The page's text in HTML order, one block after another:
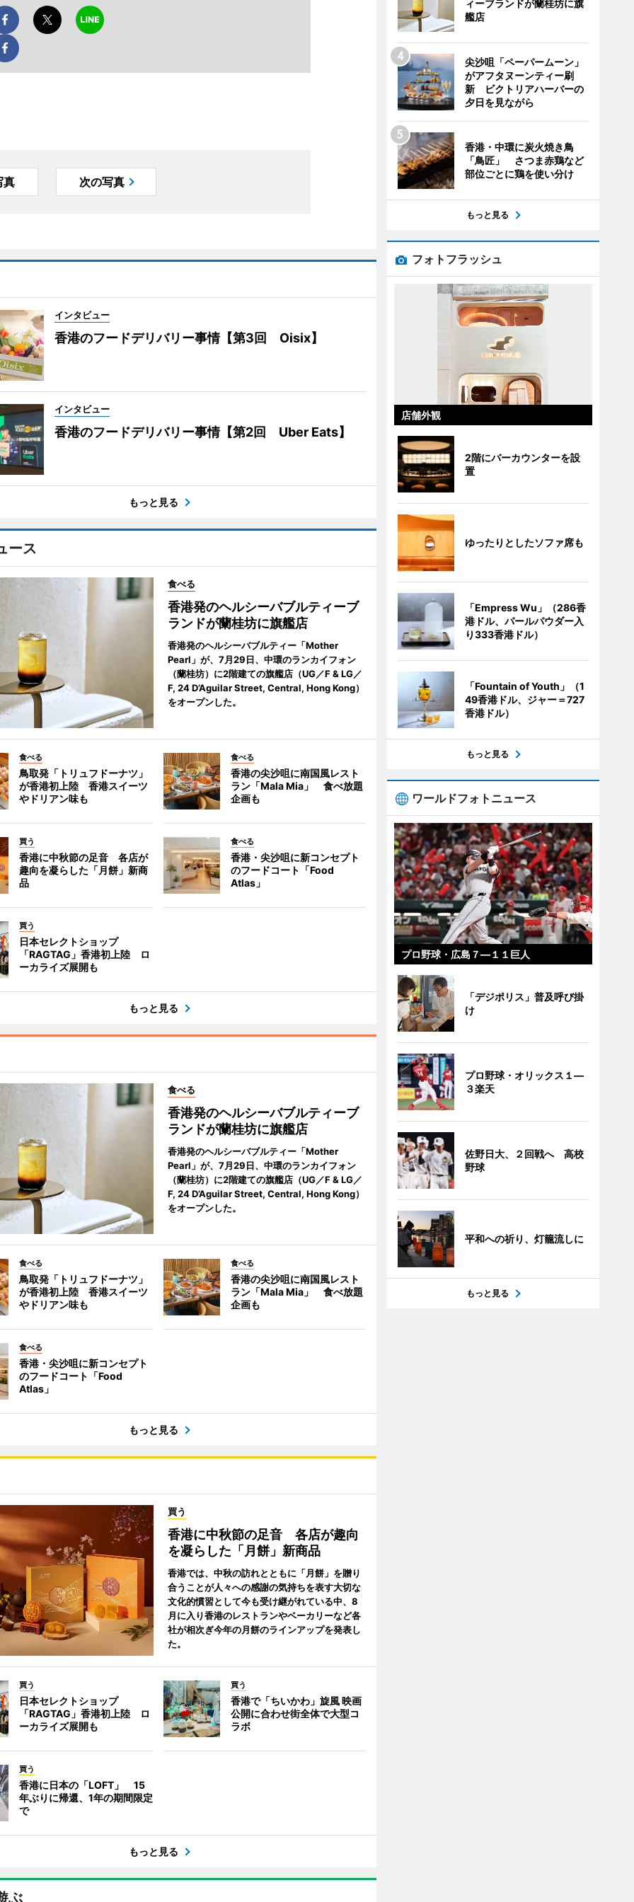
真 次の写真
インタビュー
香港のフードデリバリー事情【第3回 Oisix】
インタビュー
香港のフードデリバリー事情【第2回 Uber Eats】
もっと見る
ース
食べる
香港発のヘルシーバブルティーブ
ランドが蘭桂坊に旗艦店
香港発のヘルシーバブルティー「Mother
Pearl」が、7月29日、中環のランカイフォン
（蘭桂坊）に2階建ての旗艦店（UG／F & LG／
F, 24 D’Aguilar Street, Central, Hong Kong）
をオープンした。
食べる
鳥取発「トリュフドーナツ」
が香港初上陸 香港スイーツ
やドリアン味も
食べる
香港の尖沙咀に南国風レスト
ラン「Mala Mia」 食べ放題
企画も
買う
香港に中秋節の足音 各店が
趣向を凝らした「月餅」新商
品
食べる
香港・尖沙咀に新コンセプト
のフードコート「Food
Atlas」
買う
日本セレクトショップ
「RAGTAG」香港初上陸 ロ
ーカライズ展開も
もっと見る
食べる
香港発のヘルシーバブルティーブ
ランドが蘭桂坊に旗艦店
香港発のヘルシーバブルティー「Mother
Pearl」が、7月29日、中環のランカイフォン
（蘭桂坊）に2階建ての旗艦店（UG／F & LG／
F, 24 D’Aguilar Street, Central, Hong Kong）
をオープンした。
食べる
鳥取発「トリュフドーナツ」
が香港初上陸 香港スイーツ
やドリアン味も
食べる
香港の尖沙咀に南国風レスト
ラン「Mala Mia」 食べ放題
企画も
食べる
香港・尖沙咀に新コンセプト
のフードコート「Food
Atlas」
もっと見る
買う
香港に中秋節の足音 各店が趣向
を凝らした「月餅」新商品
香港では、中秋の訪れとともに「月餅」を贈り
合うことが人々への感謝の気持ちを表す大切な
文化的慣習として今も受け継がれている中、8
月に入り香港のレストランやベーカリーなど各
社が相次ぎ今年の月餅のラインアップを発表し
た。
買う
日本セレクトショップ
「RAGTAG」香港初上陸 ロ
ーカライズ展開も
買う
香港で「ちいかわ」旋風 映画
公開に合わせ街全体で大型コ
ラボ
買う
香港に日本の「LOFT」 15
年ぶりに帰還、1年の期間限定
で
もっと見る
ぶ
ィーブランドが蘭桂坊に旗
艦店
尖沙咀「ペーパームーン」
がアフタヌーンティー刷
新 ビクトリアハーバーの
夕日を見ながら
香港・中環に炭火焼き鳥
「鳥匠」 さつま赤鶏など
部位ごとに鶏を使い分け
もっと見る
フォトフラッシュ
店舗外観
2階にバーカウンターを設
置
ゆったりとしたソファ席も
「Empress Wu」（286香
港ドル、パールパウダー入
り333香港ドル）
「Fountain of Youth」（1
49香港ドル、ジャー＝727
香港ドル）
もっと見る
ワールドフォトニュース
プロ野球・広島７―１１巨人
「デジポリス」普及呼び掛
け
プロ野球・オリックス１―
３楽天
佐野日大、２回戦へ 高校
野球
平和への祈り、灯籠流しに
もっと見る